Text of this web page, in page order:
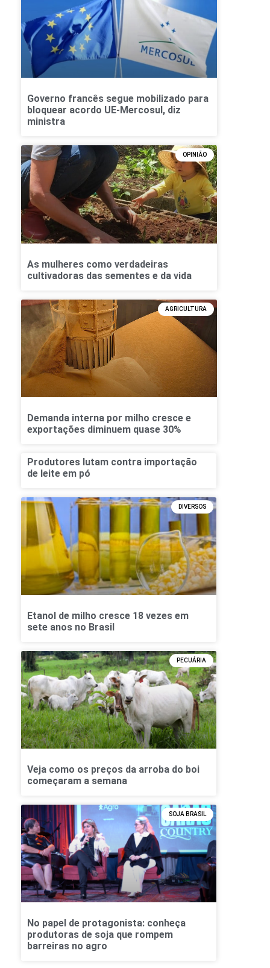
Governo francês segue mobilizado para
bloquear acordo UE-Mercosul, diz
ministra
OPINIÃO
As mulheres como verdadeiras
cultivadoras das sementes e da vida
AGRICULTURA
Demanda interna por milho cresce e
exportações diminuem quase 30%
Produtores lutam contra importação
de leite em pó
DIVERSOS
Etanol de milho cresce 18 vezes em
sete anos no Brasil
PECUÁRIA
Veja como os preços da arroba do boi
começaram a semana
SOJA BRASIL
No papel de protagonista: conheça
produtoras de soja que rompem
barreiras no agro